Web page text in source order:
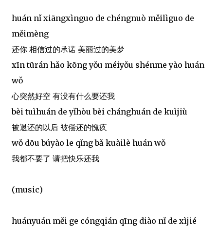
huán nǐ xiāngxìnguo de chéngnuò měilìguo de
měimèng
还你 相信过的承诺 美丽过的美梦
xīn tūrán hǎo kōng yǒu méiyǒu shénme yào huán
wǒ
心突然好空 有没有什么要还我
bèi tuìhuán de yǐhòu bèi chánghuán de kuìjiù
被退还的以后 被偿还的愧疚
wǒ dōu búyào le qǐng bǎ kuàilè huán wǒ
我都不要了 请把快乐还我
(music)
huányuán měi ge cóngqián qīng diào nǐ de xìjié